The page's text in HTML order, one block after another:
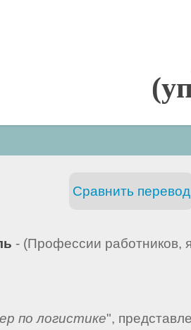
Сравнить перевод
- (Профессии работников,
по логистике",